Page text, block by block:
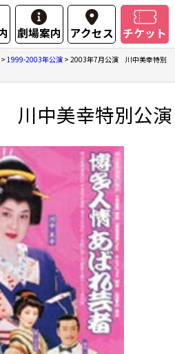
劇場案内 アクセス チケット
> 1999-2003年公演 > 2003年7月公演 川中美幸特別
川中美幸特別公演